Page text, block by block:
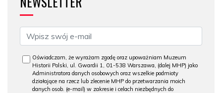
Oświadczam, że wyrażam zgodę oraz upoważniam Muzeum
Historii Polski, ul. Gwardii 1, 01-538 Warszawa, (dalej MHP) jako
Administratora danych osobowych oraz wszelkie podmioty
działające na rzecz lub zlecenie MHP do przetwarzania moich
danych osob. (e-mail) w zakresie i celach niezbędnych do